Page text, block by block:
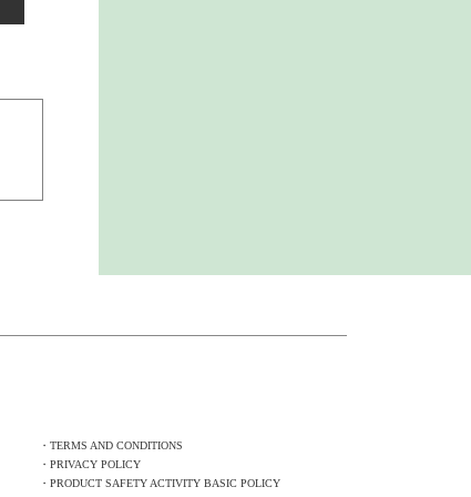
・TERMS AND CONDITIONS
・PRIVACY POLICY
・PRODUCT SAFETY ACTIVITY BASIC POLICY